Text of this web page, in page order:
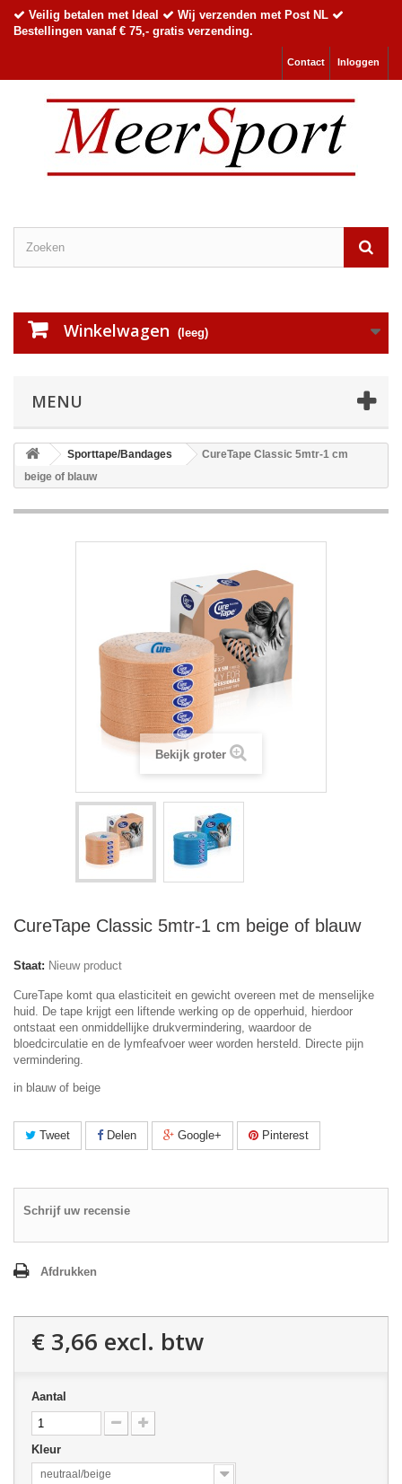
Veilig betalen met Ideal
Wij verzenden met Post NL
Bestellingen vanaf € 75,- gratis verzending.
Inloggen
Contact
Winkelwagen (leeg)
MENU
Sporttape/Bandages
CureTape Classic 5mtr-1 cm
beige of blauw
Bekijk groter
CureTape Classic 5mtr-1 cm beige of blauw
Staat: Nieuw product
CureTape komt qua elasticiteit en gewicht overeen met de menselijke
huid. De tape krijgt een liftende werking op de opperhuid, hierdoor
ontstaat een onmiddellijke drukvermindering, waardoor de
bloedcirculatie en de lymfeafvoer weer worden hersteld. Directe pijn
vermindering.
in blauw of beige
Tweet Delen Google+ Pinterest
Schrijf uw recensie
Afdrukken
€ 3,66 excl. btw
Aantal
neutraal/beige